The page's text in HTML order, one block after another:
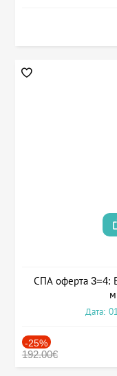
СПА оферта 3=4:
Дата:
-25%
192.00€